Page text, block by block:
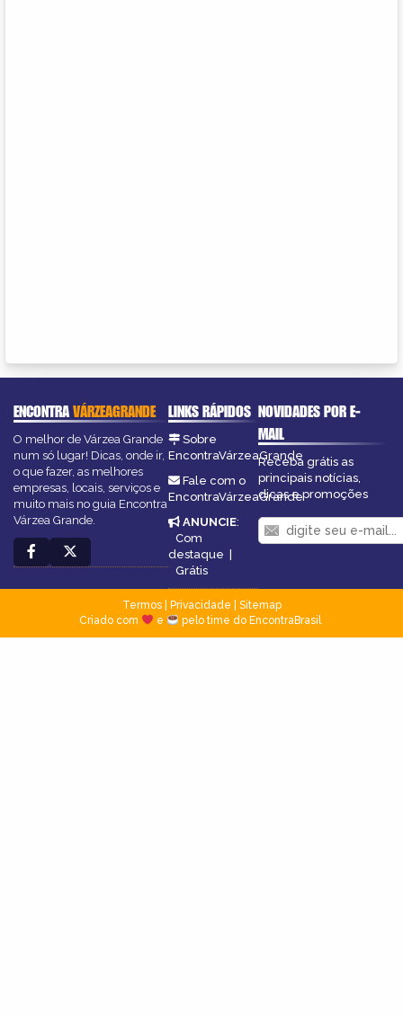
ENCONTRAVÁRZEAGRANDE
O melhor de Várzea Grande
num só lugar! Dicas, onde ir,
o que fazer, as melhores
empresas, locais, serviços e
muito mais no guia Encontra
Várzea Grande.
LINKS RÁPIDOS
Sobre
EncontraVárzeaGrande
Fale com o
EncontraVárzeaGrande
ANUNCIE:
Com
destaque |
Grátis
NOVIDADES POR E-
MAIL
Receba grátis as
principais notícias,
dicas e promoções
Termos| Privacidade
Sitemap
Criado com
e pelo time do EncontraBrasil